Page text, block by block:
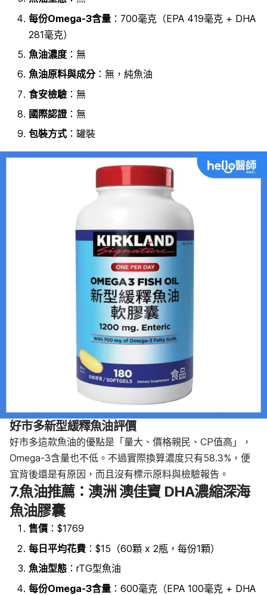
每份Omega-3含量 ：700毫克（EPA 419毫克 + DHA
281毫克）
魚油濃度 ： 無
魚油原料與成分：無 ，純魚油
食安檢驗 ：無
國際認證：無
包裝方式 ：罐裝
好市多新型緩釋魚油評價
好市多這款魚油的優點是「量大、價格親民、CP值高」，
Omega-3含量也不低。不過實際換算濃度只有58.3%，便
宜背後還是有原因，而且沒有標示原料與檢驗報告。
7.魚油推薦：澳洲 澳佳寶 DHA濃縮深海
魚油膠囊
售價 ：$1769
每日平均花費 ：$15（60顆 x 2瓶，每份1顆）
魚油型態 ：rTG型魚油
每份Omega-3含量 ：600毫克（EPA 100毫克 + DHA